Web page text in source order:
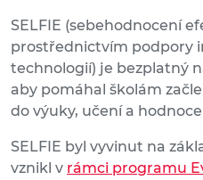
SELFIE (sebehodnocení
prostřednictvím podpory
technologií) je bezplatný
aby pomáhal školám
do výuky, učení a
SELFIE byl vyvinut na
vznikl v rámci programu